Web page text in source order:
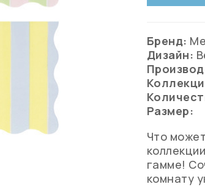
Бренд:
Дизайн:
Размер:
Что
гамме!
комнату